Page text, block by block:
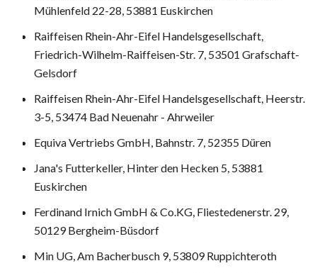
Mühlenfeld 22-28, 53881 Euskirchen
Raiffeisen Rhein-Ahr-Eifel Handelsgesellschaft,
Friedrich-Wilhelm-Raiffeisen-Str. 7, 53501 Grafschaft-
Gelsdorf
Raiffeisen Rhein-Ahr-Eifel Handelsgesellschaft, Heerstr.
3-5, 53474 Bad Neuenahr - Ahrweiler
Equiva Vertriebs GmbH, Bahnstr. 7, 52355 Düren
Jana's Futterkeller, Hinter den Hecken 5, 53881
Euskirchen
Ferdinand Irnich GmbH & Co.KG, Fliestedenerstr. 29,
50129 Bergheim-Büsdorf
Min UG, Am Bacherbusch 9, 53809 Ruppichteroth